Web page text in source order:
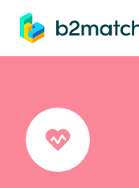
springen